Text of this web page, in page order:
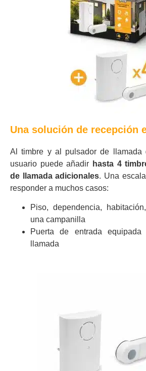
Una solución de recepción
Al timbre y al pulsador de llamada
usuario puede añadir hasta 4
de llamada adicionales. Una
responder a muchos casos:
Piso, dependencia,
una campanilla
Puerta de entrada
llamada